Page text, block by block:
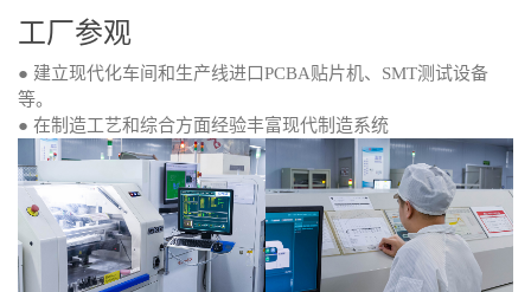
工厂参观
● 建立现代化车间和生产线进口PCBA贴片机、SMT测试设备
等。
● 在制造工艺和综合方面经验丰富现代制造系统